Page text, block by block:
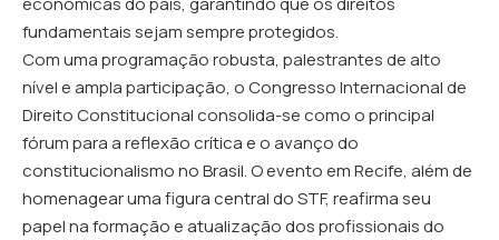
fundamentais sejam sempre protegidos.
Com uma programação robusta, palestrantes de alto
nível e ampla participação, o Congresso Internacional de
Direito Constitucional consolida-se como o principal
fórum para a reflexão crítica e o avanço do
constitucionalismo no Brasil. O evento em Recife, além de
homenagear uma figura central do STF, reafirma seu
papel na formação e atualização dos profissionais do